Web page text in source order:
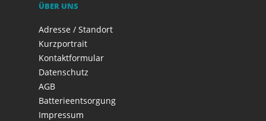
ÜBER UNS
Adresse / Standort
Kurzportrait
Kontaktformular
Datenschutz
AGB
Batterieentsorgung
Impressum